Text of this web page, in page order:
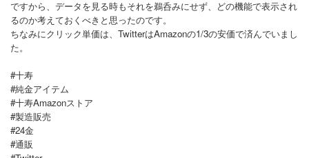
ですから、データを見る時もそれを鵜呑みにせず、どの機能で表示され
るのか考えておくべきと思ったのです。
ちなみにクリック単価は、TwitterはAmazonの1/3の安価で済んでいまし
た。
#十寿
#純金アイテム
#十寿Amazonストア
#製造販売
#24金
#通販